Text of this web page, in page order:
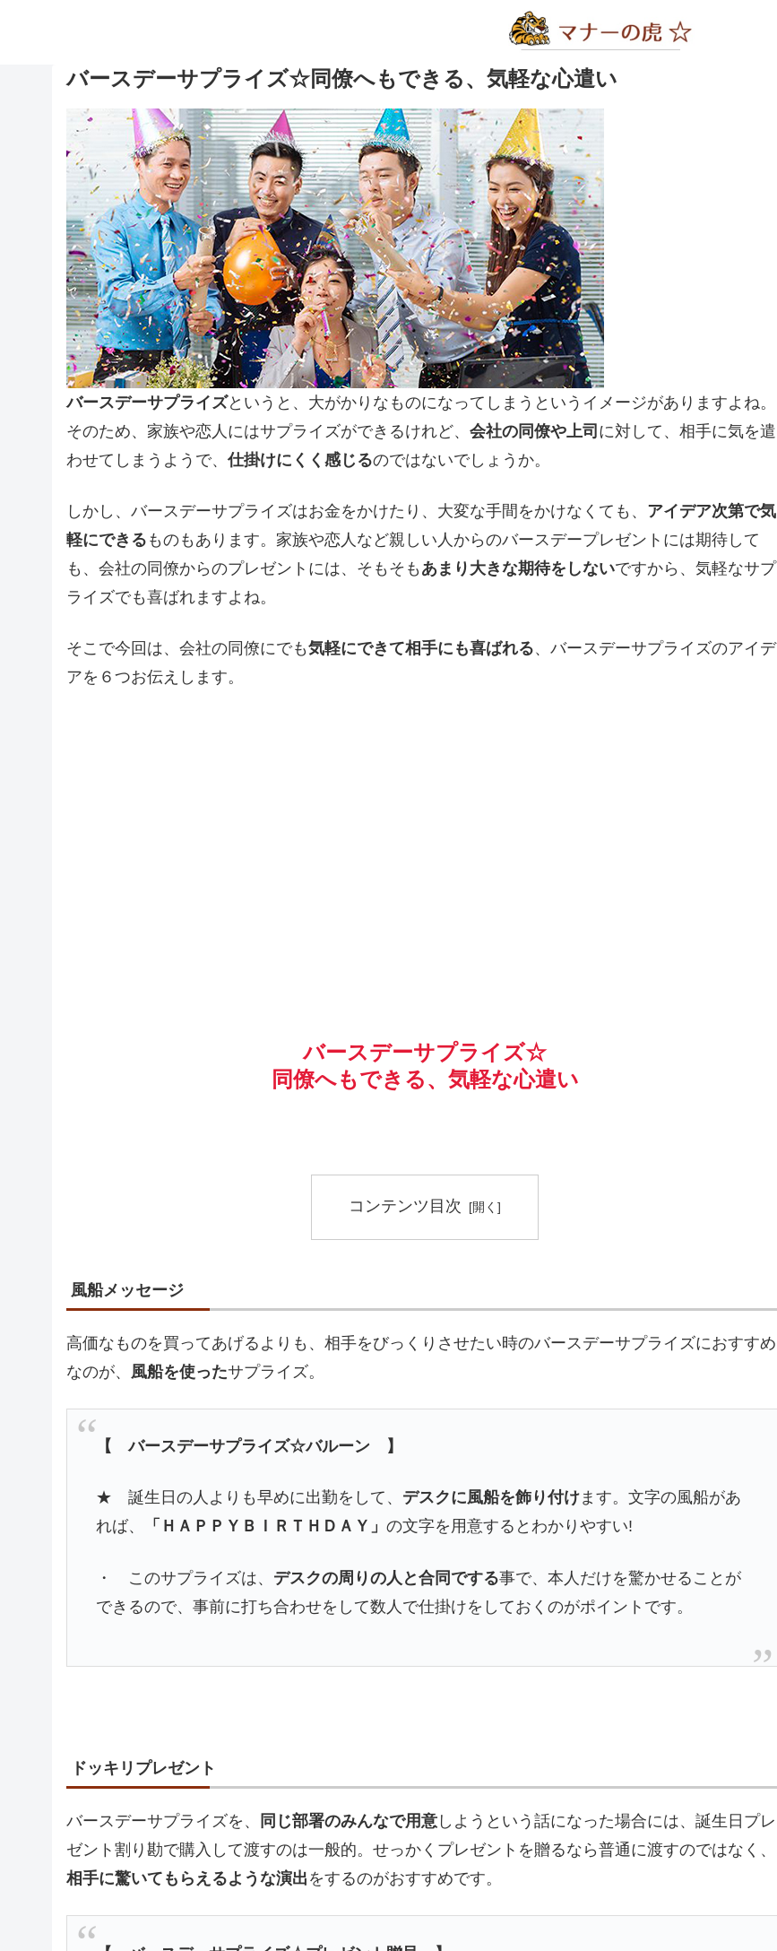
バースデーサプライズ☆同僚へもできる、気軽な心遣い
バースデーサプライズというと、大がかりなものになってしまうというイメージがありますよね。
そのため、家族や恋人にはサプライズができるけれど、 会社の同僚や上司 に対して、相手に気を遣
わせてしまうようで、 仕掛けにくく感じるのではないでしょうか。
しかし、バースデーサプライズはお金をかけたり、大変な手間をかけなくても、 アイデア次第で気
軽にできる ものもあります。家族や恋人など親しい人からのバースデープレゼントには期待して
も、会社の同僚からのプレゼントには、そもそも あまり大きな期待をしないですから、気軽なサプ
ライズでも喜ばれますよね。
そこで今回は、会社の同僚にでも気軽にできて相手にも喜ばれる、バースデーサプライズのアイデ
アを６つお伝えします。
バースデーサプライズ☆
同僚へもできる、気軽な心遣い
コンテンツ目次
風船メッセージ
高価なものを買ってあげるよりも、相手をびっくりさせたい時のバースデーサプライズにおすすめ
なのが、 風船を使ったサプライズ。
【 バースデーサプライズ☆バルーン 】
★ 誕生日の人よりも早めに出勤をして、 デスクに風船を飾り付けます。文字の風船があ
れば、
「ＨＡＰＰＹＢＩＲＴＨＤＡＹ」の文字を用意するとわかりやすい!
・ このサプライズは、 デスクの周りの人と合同でする事で、本人だけを驚かせることが
できるので、事前に打ち合わせをして数人で仕掛けをしておくのがポイントです。
ドッキリプレゼント
バースデーサプライズを、 同じ部署のみんなで用意 しようという話になった場合には、誕生日プレ
ゼント割り勘で購入して渡すのは一般的。せっかくプレゼントを贈るなら普通に渡すのではなく、
相手に驚いてもらえるような演出 をするのがおすすめです。